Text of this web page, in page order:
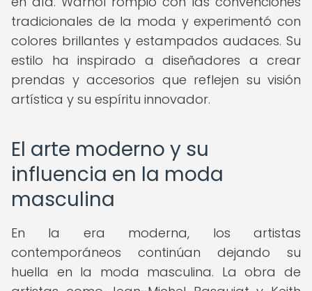
tradicionales de la moda y experimentó con
colores brillantes y estampados audaces. Su
estilo ha inspirado a diseñadores a crear
prendas y accesorios que reflejen su visión
artística y su espíritu innovador.
El arte moderno y su
influencia en la moda
masculina
En la era moderna, los artistas
contemporáneos continúan dejando su
huella en la moda masculina. La obra de